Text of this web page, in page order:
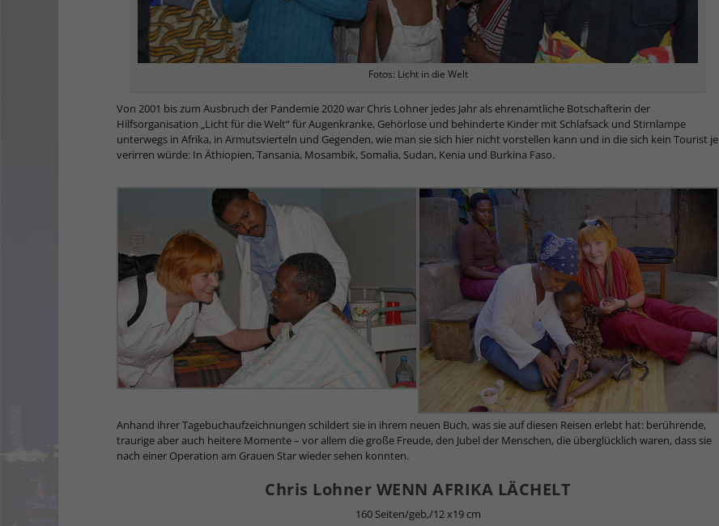
Fotos: Licht in die Welt
Von 2001 bis zum Ausbruch der Pandemie 2020 war Chris Lohner jedes Jahr als ehrenamtliche Botschafterin der
Hilfsorganisation „Licht für die Welt“ für Augenkranke, Gehörlose und behinderte Kinder mit Schlafsack und Stirnlampe
unterwegs in Afrika, in Armutsvierteln und Gegenden, wie man sie sich hier nicht vorstellen kann und in die sich kein Tourist je
verirren würde: In Äthiopien, Tansania, Mosambik, Somalia, Sudan, Kenia und Burkina Faso.
Anhand ihrer Tagebuchaufzeichnungen schildert sie in ihrem neuen Buch, was sie auf diesen Reisen erlebt hat: berührende,
traurige aber auch heitere Momente – vor allem die große Freude, den Jubel der Menschen, die überglücklich waren, dass sie
nach einer Operation am Grauen Star wieder sehen konnten.
Chris Lohner WENN AFRIKA LÄCHELT
160 Seiten/geb,/12 x19 cm